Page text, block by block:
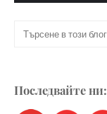
Последвайте ни: